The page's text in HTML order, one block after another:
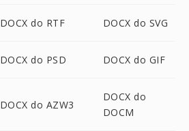
DOCX do RTF DOCX do SVG
DOCX do PSD DOCX do GIF
DOCX do AZW3
DOCX do
DOCM